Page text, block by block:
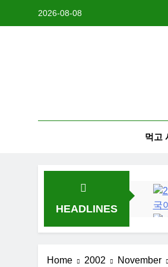
2026-08-08
먹고
HEADLINES
Home 2002 November